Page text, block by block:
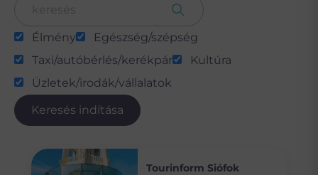
Élmény
Egészség/szépség
Taxi/autóbérlés/kerékpár
Kultúra
Üzletek/irodák/vállalatok
Keresés indítása
Tourinform Siófok